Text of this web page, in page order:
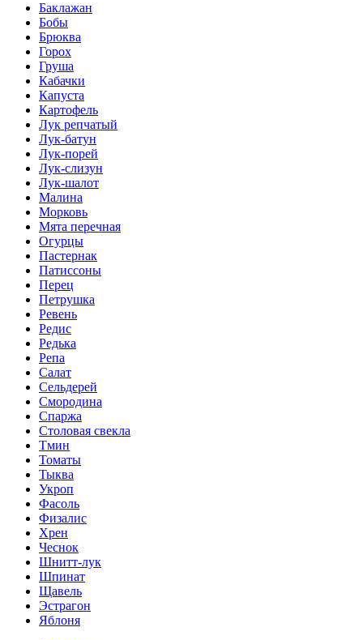
Баклажан
Бобы
Брюква
Горох
Груша
Кабачки
Капуста
Картофель
Лук репчатый
Лук-батун
Лук-порей
Лук-слизун
Лук-шалот
Малина
Морковь
Мята перечная
Огурцы
Пастернак
Патиссоны
Перец
Петрушка
Ревень
Редис
Редька
Репа
Салат
Сельдерей
Смородина
Спаржа
Столовая свекла
Тмин
Томаты
Тыква
Укроп
Фасоль
Физалис
Хрен
Чеснок
Шнитт-лук
Шпинат
Щавель
Эстрагон
Яблоня